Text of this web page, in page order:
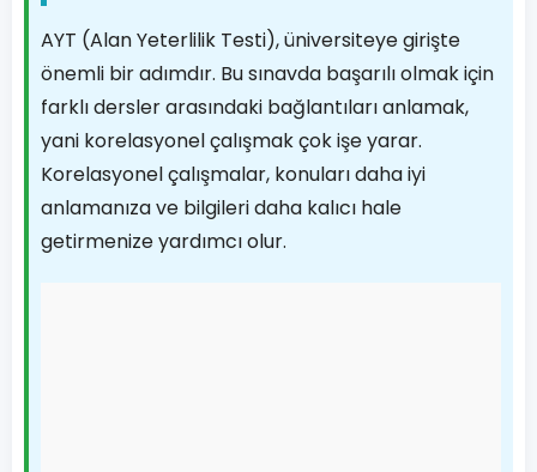
AYT (Alan Yeterlilik Testi), üniversiteye girişte
önemli bir adımdır. Bu sınavda başarılı olmak için
farklı dersler arasındaki bağlantıları anlamak,
yani korelasyonel çalışmak çok işe yarar.
Korelasyonel çalışmalar, konuları daha iyi
anlamanıza ve bilgileri daha kalıcı hale
getirmenize yardımcı olur.